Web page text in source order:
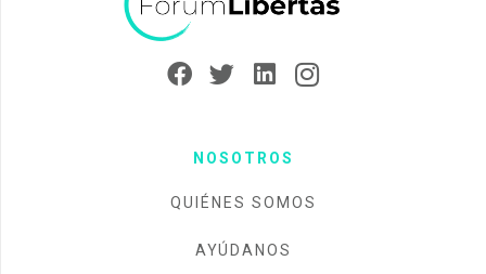
NOSOTROS
QUIÉNES SOMOS
AYÚDANOS